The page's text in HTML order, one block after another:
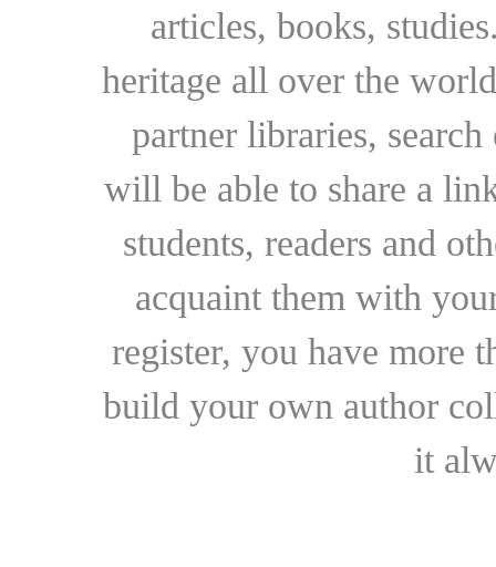
articles, books,
heritage all over the
partner libraries,
will be able to share a
students, readers and
acquaint them with
register, you have more
build your own author
it